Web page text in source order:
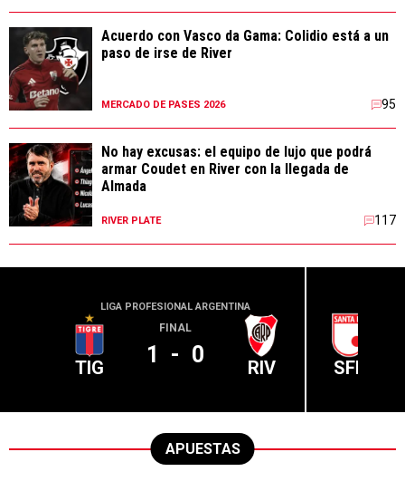
Acuerdo con Vasco da Gama: Colidio está a un
paso de irse de River
MERCADO DE PASES 2026 95
No hay excusas: el equipo de lujo que podrá
armar Coudet en River con la llegada de
Almada
RIVER PLATE 117
LIGA PROFESIONAL ARGENTINA
TIG
FINAL
1 - 0 RIV SFE
APUESTAS